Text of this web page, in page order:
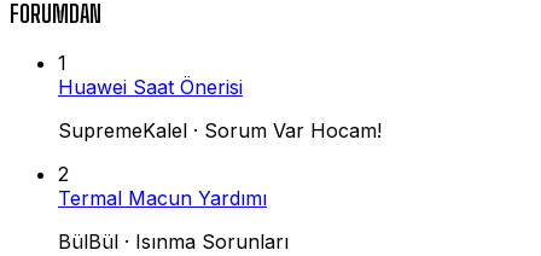
FORUMDAN
1
Huawei Saat Önerisi
SupremeKalel · Sorum Var Hocam!
2
Termal Macun Yardımı
BülBül · Isınma Sorunları